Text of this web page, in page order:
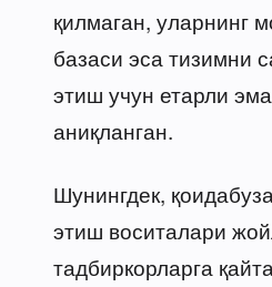
қилмаган, уларнинг
базаси эса тизимни
этиш учун етарли
аниқланган.
Шунингдек,
этиш воситалари
тадбиркорларга